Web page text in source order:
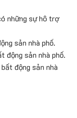
những sự hô trợ
sản nhà phố.
động sản nhà phố.
động sản nhà